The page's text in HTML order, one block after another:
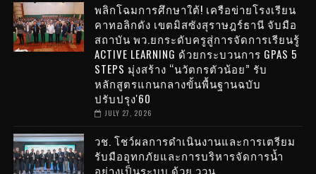
พลิกโฉมการศึกษาใต้! เครือข่ายโรงเรียน
คาทอลิกดัง เขตมิสซังสุราษฎร์ธานี จับมือ
สถาบัน พว.ยกระดับครูสู่การจัดการเรียนรู้
ACTIVE LEARNING ด้วยกระบวนการ GPAS 5
STEPS มุ่งสร้าง “นวัตกรตัวน้อย” รับ
หลักสูตรแกนกลางขั้นพื้นฐานฉบับ
ปรับปรุง'60
JULY 27, 2026
วช. โชว์ผลการดำเนินงานและการเตรียม
รับมืออุทกภัยและการบริหารจัดการน้ำ
อย่างเป็นระบบ ด้วย ววน.